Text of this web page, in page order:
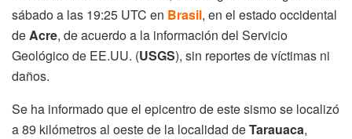
sábado a las 19:25 UTC en Brasil, en el estado occidental
deAcre, de acuerdo a la información del Servicio
Geológico de EE.UU. (USGS), sin reportes de víctimas ni
daños.
Se ha informado que el epicentro de este sismo se localizó
a 89 kilómetros al oeste de la localidad deTarauaca,